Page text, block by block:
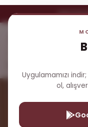
Uygulamamızı
ol,
YENI